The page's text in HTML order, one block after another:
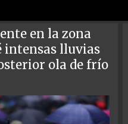
en la zona
intensas lluvias
ola de frío